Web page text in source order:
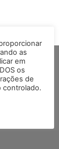
as
em
os
de
controlado.